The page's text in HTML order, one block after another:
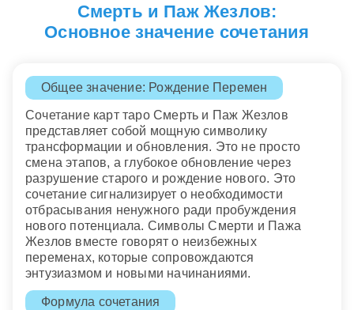
Смерть и Паж Жезлов:
Основное значение сочетания
Общее значение: Рождение Перемен
Сочетание карт таро Смерть и Паж Жезлов
представляет собой мощную символику
трансформации и обновления. Это не просто
смена этапов, а глубокое обновление через
разрушение старого и рождение нового. Это
сочетание сигнализирует о необходимости
отбрасывания ненужного ради пробуждения
нового потенциала. Символы Смерти и Пажа
Жезлов вместе говорят о неизбежных
переменах, которые сопровождаются
энтузиазмом и новыми начинаниями.
Формула сочетания